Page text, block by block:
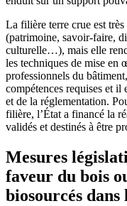
La filière terre crue est
(patrimoine, savoir-faire,
culturelle…), mais elle
les techniques de mise en
professionnels du
compétences requises et il
et de la réglementation.
filière, l’État a financé la
validés et destinés à être
Mesures
faveur du bois
biosourcés